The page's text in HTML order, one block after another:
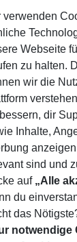
verwenden
Webseite
zu halten.
wir die
dir
Inhalte,
sind und
auf „Alle
du
das
notwendige